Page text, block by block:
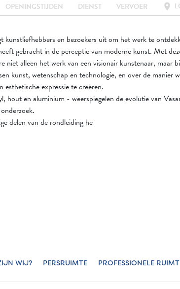
OPENINGSTIJDEN DIENST VERVOER location_on
en bezoekers uit om het werk te
gebracht in de perceptie van moderne kunst. Met
niet alleen het werk van een visionair kunstenaar, maar
kunst, wetenschap en technologie, en over de manier
esthetische expressie te creëren.
en aluminium - weerspiegelen de evolutie van
delen van de rondleiding he
WIJ? PERSRUIMTE PROFESSIONELE